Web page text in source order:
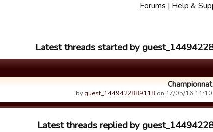
Forums | Help &
Latest threads started by
Championnat
by guest_1449422889118 on 17/05/16 11:10.
Latest threads replied by